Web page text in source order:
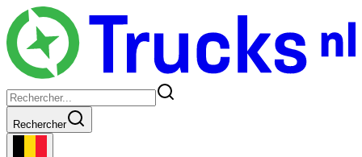
Rechercher